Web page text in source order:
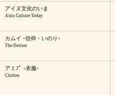
アイヌ文化のいま
Ainu Culture Today
カムイ -信仰・いのり-
The Deities
アミﾌﾟ -衣服-
Clothes